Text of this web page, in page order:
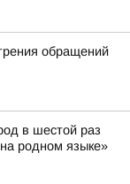
обращений
в шестой раз
родном языке»